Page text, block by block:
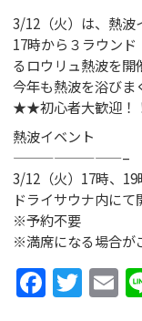
3/12（火）は、熱波
17時から３ラウン
るロウリュ熱波を開
今年も熱波を浴びま
★★初心者大歓迎
熱波イベント
————————–
3/12（火）17時、
ドライサウナ内にて
※予約不要
※満席になる場合が